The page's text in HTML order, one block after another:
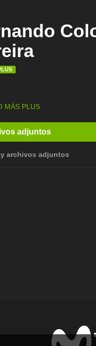
MÁS PLUS
adjuntos
archivos adjuntos